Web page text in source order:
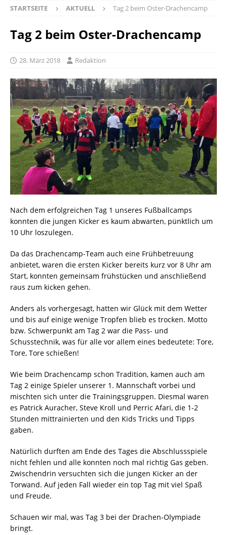
STARTSEITE AKTUELL Tag 2 beim Oster-Drachencamp
Tag 2 beim Oster-Drachencamp
28. März 2018 Redaktion
Nach dem erfolgreichen Tag 1 unseres Fußballcamps
konnten die jungen Kicker es kaum abwarten, pünktlich um
10 Uhr loszulegen.
Da das Drachencamp-Team auch eine Frühbetreuung
anbietet, waren die ersten Kicker bereits kurz vor 8 Uhr am
Start, konnten gemeinsam frühstücken und anschließend
raus zum kicken gehen.
Anders als vorhergesagt, hatten wir Glück mit dem Wetter
und bis auf einige wenige Tropfen blieb es trocken. Motto
bzw. Schwerpunkt am Tag 2 war die Pass- und
Schusstechnik, was für alle vor allem eines bedeutete: Tore,
Tore, Tore schießen!
Wie beim Drachencamp schon Tradition, kamen auch am
Tag 2 einige Spieler unserer 1. Mannschaft vorbei und
mischten sich unter die Trainingsgruppen. Diesmal waren
es Patrick Auracher, Steve Kroll und Perric Afari, die 1-2
Stunden mittrainierten und den Kids Tricks und Tipps
gaben.
Natürlich durften am Ende des Tages die Abschlussspiele
nicht fehlen und alle konnten noch mal richtig Gas geben.
Zwischendrin versuchten sich die jungen Kicker an der
Torwand. Auf jeden Fall wieder ein top Tag mit viel Spaß
und Freude.
Schauen wir mal, was Tag 3 bei der Drachen-Olympiade
bringt.